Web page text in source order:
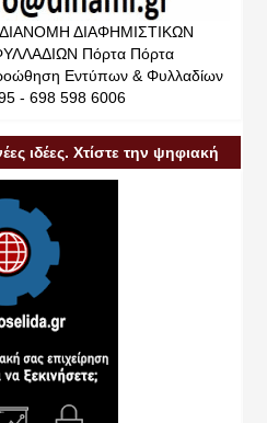
ΔΙΑΦΗΜΙΣΤΙΚΩΝ
Πόρτα Πόρτα
Εντύπων & Φυλλαδίων
- 698 598 6006
ιδέες. Χτίστε την ψηφιακή